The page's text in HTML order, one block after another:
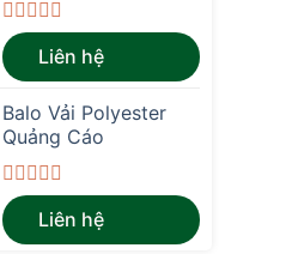
Được
xếp
hạng
5
sao
Liên hệ
Balo Vải Polyester
Quảng Cáo
Được
xếp
hạng
Liên hệ